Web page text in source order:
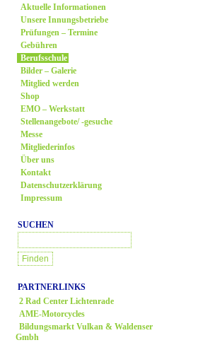
Aktuelle Informationen
Unsere Innungsbetriebe
Prüfungen – Termine
Gebühren
Berufsschule
Bilder – Galerie
Mitglied werden
Shop
EMO – Werkstatt
Stellenangebote/ -gesuche
Messe
Mitgliederinfos
Über uns
Kontakt
Datenschutzerklärung
Impressum
SUCHEN
PARTNERLINKS
2 Rad Center Lichtenrade
AME-Motorcycles
Bildungsmarkt Vulkan & Waldenser
Gmbh